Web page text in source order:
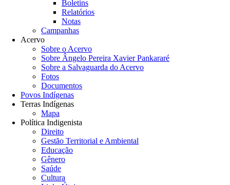
Boletins
Relatórios
Notas
Campanhas
Acervo
Sobre o Acervo
Sobre Ângelo Pereira Xavier Pankararé
Sobre a Salvaguarda do Acervo
Fotos
Documentos
Povos Indígenas
Terras Indígenas
Mapa
Política Indigenista
Direito
Gestão Territorial e Ambiental
Educação
Gênero
Saúde
Cultura